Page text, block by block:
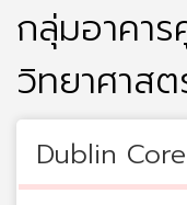
กลุ่มอาคา
วิทยาศาส
Dublin Core